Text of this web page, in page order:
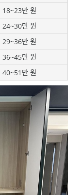
18~23만 원
24~30만 원
29~36만 원
36~45만 원
40~51만 원